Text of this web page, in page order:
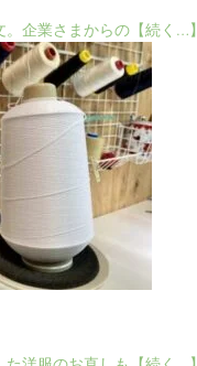
企業さまからの【続く…】